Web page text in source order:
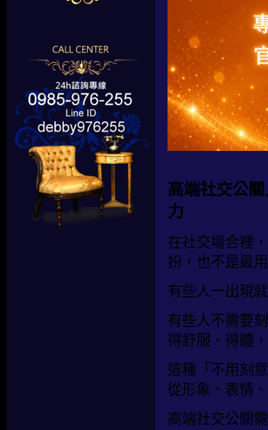
高端社交公
力
在社交場合裡
扮，也不是最
有些人一出現
有些人不需要
得舒服、得體
這種「不用刻
從形象、表情
高端社交公關